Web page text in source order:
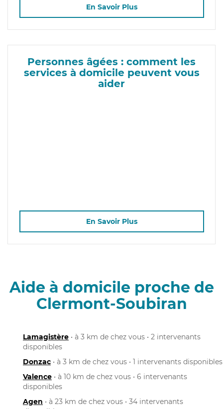
En Savoir Plus
Personnes âgées : comment les
services à domicile peuvent vous
aider
En Savoir Plus
Aide à domicile proche de
Clermont-Soubiran
Lamagistère • à 3 km de chez vous • 2 intervenants
disponibles
Donzac • à 3 km de chez vous • 1 intervenants disponibles
Valence • à 10 km de chez vous • 6 intervenants
disponibles
Agen • à 23 km de chez vous • 34 intervenants